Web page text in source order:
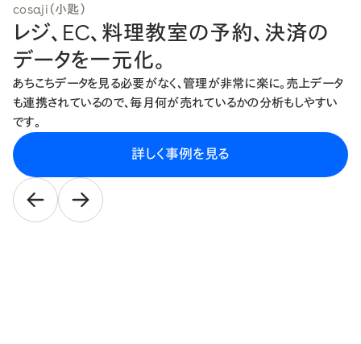
cosaji（小匙）
レジ、EC、料理教室の予約、決済の
データを一元化。
あちこちデータを見る必要がなく、管理が非常に楽に。売上データ
も連携されているので、毎月何が売れているかの分析もしやすい
です。
詳しく事例を見る